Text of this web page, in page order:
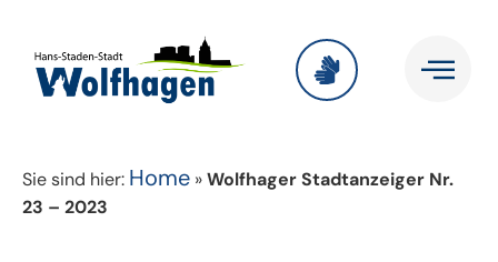
Sie sind hier: Home »Wolfhager Stadtanzeiger Nr.
23 – 2023